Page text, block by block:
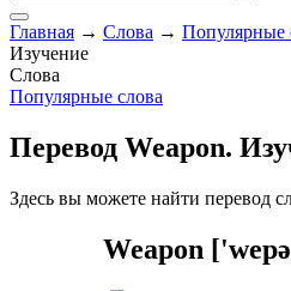
Главная → Слова → Популярные
Изучение
Слова
Популярные слова
Перевод Weapon.
Здесь вы можете найти перевод
Weapon